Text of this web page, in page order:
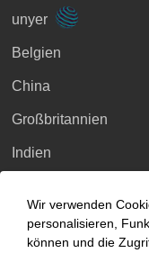
unyer
Belgien
China
Großbritannien
Indien
Malaysia
Wir verwenden
personalisieren,
können und die